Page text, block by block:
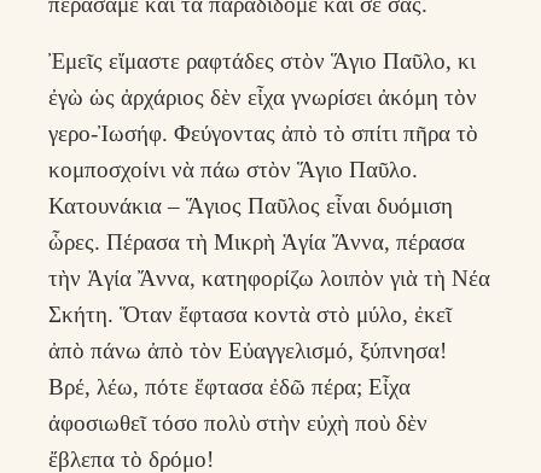
Ἐμεῖς εἴμαστε ραφτάδες στὸν Ἅγιο Παῦλο, κι
ἐγὼ ὡς ἀρχάριος δὲν εἶχα γνωρίσει ἀκόμη τὸν
γερο-Ἰωσήφ. Φεύγοντας ἀπὸ τὸ σπίτι πῆρα τὸ
κομποσχοίνι νὰ πάω στὸν Ἅγιο Παῦλο.
Κατουνάκια – Ἅγιος Παῦλος εἶναι δυόμιση
ὧρες. Πέρασα τὴ Μικρὴ Ἁγία Ἄννα, πέρασα
τὴν Ἁγία Ἄννα, κατηφορίζω λοιπὸν γιὰ τὴ Νέα
Σκήτη. Ὅταν ἔφτασα κοντὰ στὸ μύλο, ἐκεῖ
ἀπὸ πάνω ἀπὸ τὸν Εὐαγγελισμό, ξύπνησα!
Βρέ, λέω, πότε ἔφτασα ἐδῶ πέρα; Εἶχα
ἀφοσιωθεῖ τόσο πολὺ στὴν εὐχὴ ποὺ δὲν
ἔβλεπα τὸ δρόμο!